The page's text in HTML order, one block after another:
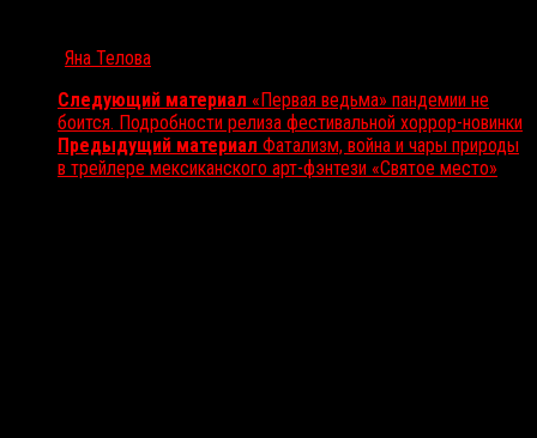
Яна Телова
Следующий материал «Первая ведьма» пандемии не
боится. Подробности релиза фестивальной хоррор-новинки
Предыдущий материал Фатализм, война и чары природы
в трейлере мексиканского арт-фэнтези «Святое место»